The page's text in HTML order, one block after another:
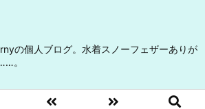
の個人ブログ。水着スノーフェザーありが
。